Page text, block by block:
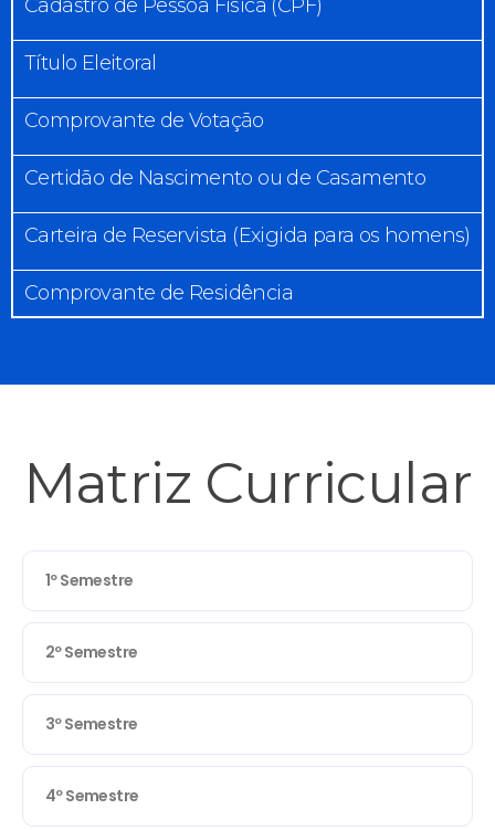
Cadastro de Pessoa Física (CPF)
Título Eleitoral
Comprovante de Votação
Certidão de Nascimento ou de Casamento
Carteira de Reservista (Exigida para os homens)
Comprovante de Residência
Matriz Curricular
1º Semestre
2º Semestre
3º Semestre
4º Semestre